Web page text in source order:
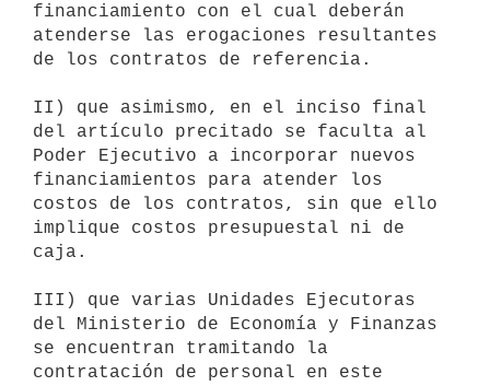
financiamiento con el cual deberán
atenderse las erogaciones resultantes
de los contratos de referencia.
II) que asimismo, en el inciso final
del artículo precitado se faculta al
Poder Ejecutivo a incorporar nuevos
financiamientos para atender los
costos de los contratos, sin que ello
implique costos presupuestal ni de
caja.
III) que varias Unidades Ejecutoras
del Ministerio de Economía y Finanzas
se encuentran tramitando la
contratación de personal en este